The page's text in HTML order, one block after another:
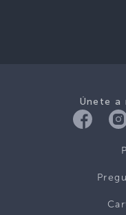
Únete a